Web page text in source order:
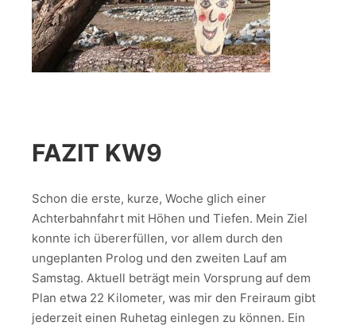
FAZIT KW9
Schon die erste, kurze, Woche glich einer
Achterbahnfahrt mit Höhen und Tiefen. Mein Ziel
konnte ich übererfüllen, vor allem durch den
ungeplanten Prolog und den zweiten Lauf am
Samstag. Aktuell beträgt mein Vorsprung auf dem
Plan etwa 22 Kilometer, was mir den Freiraum gibt
jederzeit einen Ruhetag einlegen zu können. Ein